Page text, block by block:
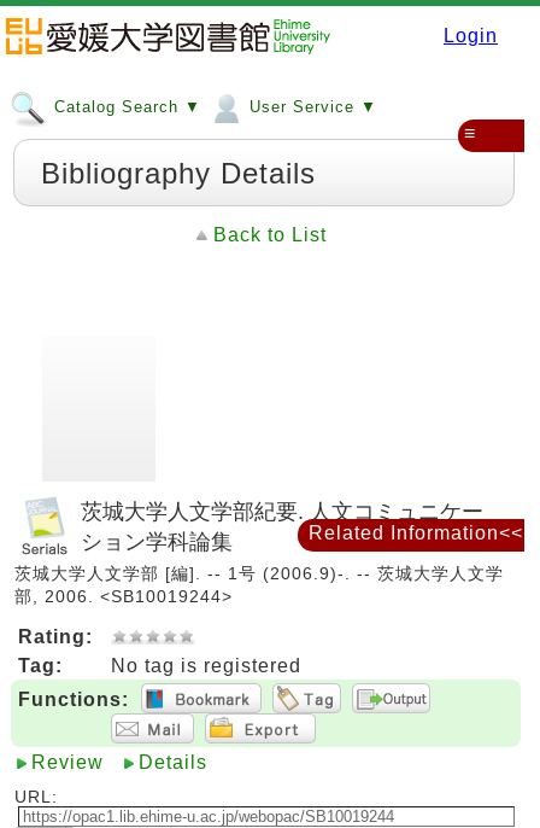
Login
Catalog Search ▼ User Service ▼
≡
Bibliography Details
Back to List
茨城大学人文学部紀要. 人文コミュニケー
ション学科論集
茨城大学人文学部 [編]. -- 1号 (2006.9)-. -- 茨城大学人文学
部, 2006. <SB10019244>
Rating:
Tag:
No tag is registered
Functions:
Review Details
URL:
Related Information<<